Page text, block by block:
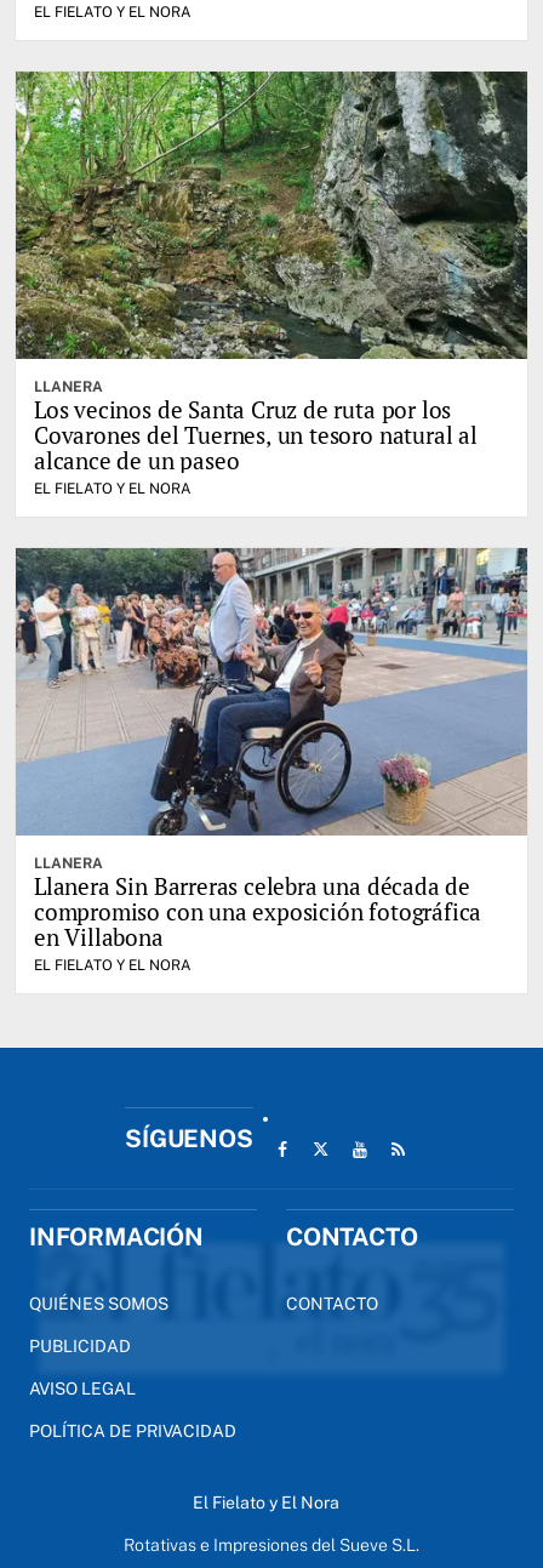
EL FIELATO Y EL NORA
LLANERA
Los vecinos de Santa Cruz de ruta por los
Covarones del Tuernes, un tesoro natural al
alcance de un paseo
EL FIELATO Y EL NORA
LLANERA
Llanera Sin Barreras celebra una década de
compromiso con una exposición fotográfica
en Villabona
EL FIELATO Y EL NORA
SÍGUENOS
INFORMACIÓN
QUIÉNES SOMOS
PUBLICIDAD
AVISO LEGAL
POLÍTICA DE PRIVACIDAD
CONTACTO
CONTACTO
El Fielato y El Nora
Rotativas e Impresiones del Sueve S.L.